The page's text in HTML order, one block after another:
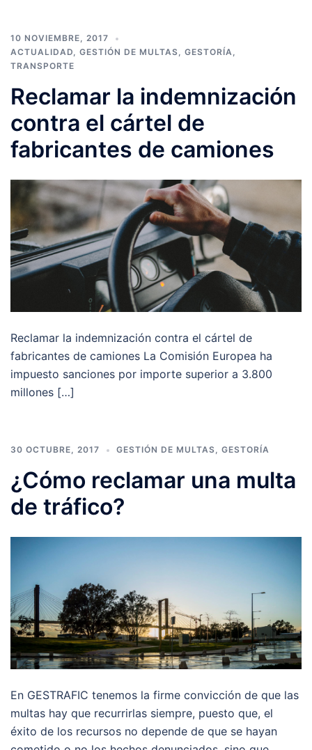
10 NOVIEMBRE, 2017
ACTUALIDAD, GESTIÓN DE MULTAS, GESTORÍA,
TRANSPORTE
Reclamar la indemnización
contra el cártel de
fabricantes de camiones
Reclamar la indemnización contra el cártel de
fabricantes de camiones La Comisión Europea ha
impuesto sanciones por importe superior a 3.800
millones […]
30 OCTUBRE, 2017 GESTIÓN DE MULTAS, GESTORÍA
¿Cómo reclamar una multa
de tráfico?
En GESTRAFIC tenemos la firme convicción de que las
multas hay que recurrirlas siempre, puesto que, el
éxito de los recursos no depende de que se hayan